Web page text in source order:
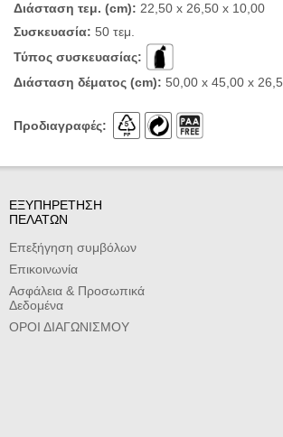
Διάσταση τεμ. (cm): 22,50 x 26,50 x 10,00
Συσκευασία: 50 τεμ.
Τύπος συσκευασίας:
Διάσταση δέματος (cm): 50,00 x 45,00 x
Προδιαγραφές:
ΕΞΥΠΗΡΕΤΗΣΗ
ΠΕΛΑΤΩΝ
Επεξήγηση συμβόλων
Επικοινωνία
Ασφάλεια & Προσωπικά
Δεδομένα
ΟΡΟΙ ΔΙΑΓΩΝΙΣΜΟΥ